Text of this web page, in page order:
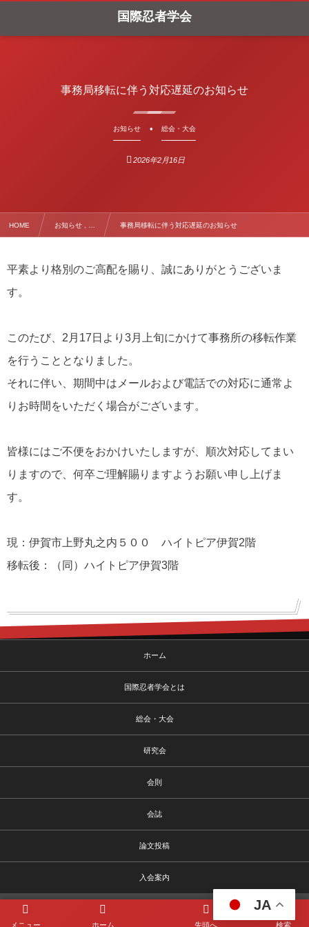
国際忍者学会
事務局移転に伴う対応遅延のお知らせ
お知らせ 総会・大会
2026年2月16日
HOME お知らせ , … 事務局移転に伴う対応遅延のお知らせ
平素より格別のご高配を賜り、誠にありがとうございま
す。
このたび、2月17日より3月上旬にかけて事務所の移転作業
を行うこととなりました。
それに伴い、期間中はメールおよび電話での対応に通常よ
りお時間をいただく場合がございます。
皆様にはご不便をおかけいたしますが、順次対応してまい
りますので、何卒ご理解賜りますようお願い申し上げま
す。
現：伊賀市上野丸之内５００ ハイトピア伊賀2階
移転後：（同）ハイトピア伊賀3階
メニュー 検索
ホーム 先頭へ
ホーム
国際忍者学会とは
総会・大会
研究会
会則
会誌
論文投稿
入会案内
JA